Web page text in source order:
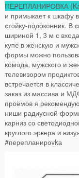
ПЕРЕПЛАНИРОВКА
и примыкает к шкафу
стойку-подоконник. В
шириной 1, 3 м с
купе в женскую и
формы можно
комода, мужского и
телевизором
встречается в
заказ из массива и
проёмов я
ниши радиусной
карниз со
круглого эркера и
#перепланироvkа